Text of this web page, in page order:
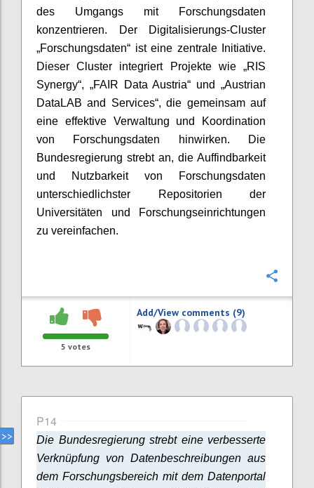
des Umgangs mit Forschungsdaten
konzentrieren. Der Digitalisierungs-Cluster
„Forschungsdaten“ ist eine zentrale Initiative.
Dieser Cluster integriert Projekte wie „RIS
Synergy“, „FAIR Data Austria“ und „Austrian
DataLAB and Services“, die gemeinsam auf
eine effektive Verwaltung und Koordination
von Forschungsdaten hinwirken​. Die
Bundesregierung strebt an, die Auffindbarkeit
und Nutzbarkeit von Forschungsdaten
unterschiedlichster Repositorien der
Universitäten und Forschungseinrichtungen
zu vereinfachen.
5 votes
Add/View comments (9)
P14
Die Bundesregierung strebt eine verbesserte
Verknüpfung von Datenbeschreibungen aus
dem Forschungsbereich mit dem Datenportal